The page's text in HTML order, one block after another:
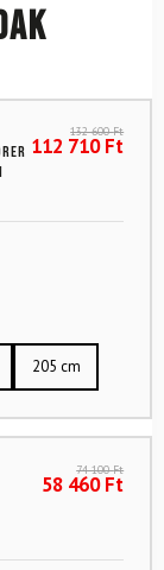
132 600Ft
112 710Ft
205 cm
74 100Ft
58 460Ft